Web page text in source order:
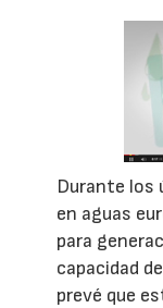
Durante los
en aguas
para
capacidad
prevé que